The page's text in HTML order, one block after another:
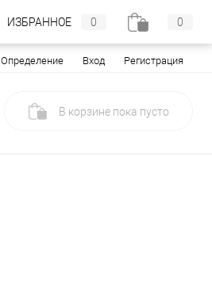
Определение Вход Регистрация
В корзине пока пусто
ИЗБРАННОЕ 0 0